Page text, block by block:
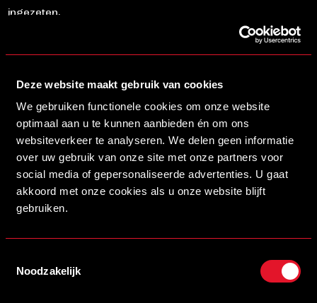
Deze website maakt gebruik van cookies
We gebruiken functionele cookies om onze website
optimaal aan u te kunnen aanbieden én om ons
websiteverkeer te analyseren. We delen geen informatie
over uw gebruik van onze site met onze partners voor
social media of gepersonaliseerde advertenties. U gaat
akkoord met onze cookies als u onze website blijft
gebruiken.
Noodzakelijk
ingezeten.
O14: Knappe comeback en verdiende overwinning
eerste helft waarin het met 1-0 achterstond. Na rust
kwam het team sterk terug met beter samenspel en
meer energie. Dit resulteerde in drie doelpunten en een
verdiende 1-3 overwinning. Opvallend was Tim, die voor de
vierde wedstrijd op rij scoorde en daarmee zijn
uitstekende vorm onderstreepte.
Roda JC O13. In een duel dat lang in balans was, viel de